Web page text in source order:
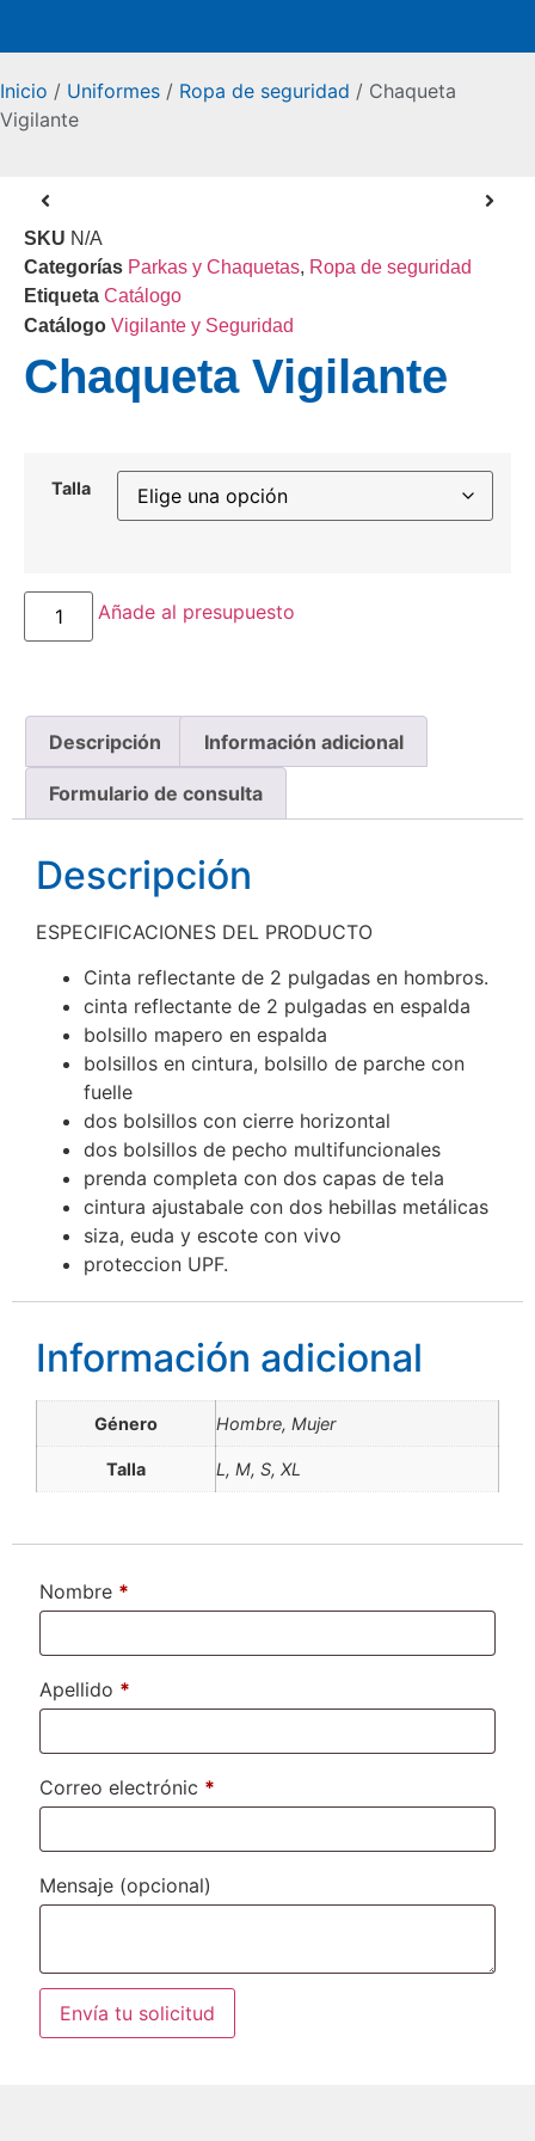
Inicio / Uniformes / Ropa de seguridad / Chaqueta
Vigilante
SKU N/A
Categorías Parkas y Chaquetas, Ropa de seguridad
Etiqueta Catálogo
Catálogo Vigilante y Seguridad
Chaqueta Vigilante
Talla
Añade al presupuesto
Descripción Información adicional
Formulario de consulta
Descripción
ESPECIFICACIONES DEL PRODUCTO
Cinta reflectante de 2 pulgadas en hombros.
cinta reflectante de 2 pulgadas en espalda
bolsillo mapero en espalda
bolsillos en cintura, bolsillo de parche con
fuelle
dos bolsillos con cierre horizontal
dos bolsillos de pecho multifuncionales
prenda completa con dos capas de tela
cintura ajustabale con dos hebillas metálicas
siza, euda y escote con vivo
proteccion UPF.
Información adicional
Género Hombre, Mujer
Talla L, M, S, XL
Nombre *
Apellido *
Correo electrónic *
Mensaje (opcional)